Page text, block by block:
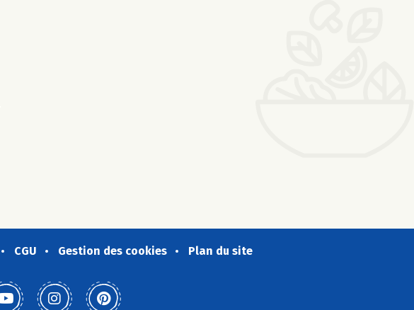
CGU Gestion des cookies Plan du site